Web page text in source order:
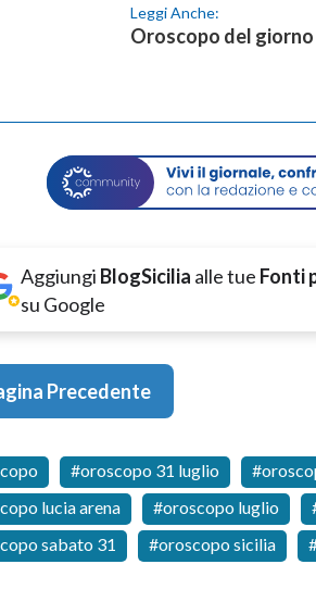
Leggi Anche:
Oroscopo del
Aggiungi BlogSicilia alle tue Fonti
su Google
Precedente
oroscopo 31 luglio
lucia arena
oroscopo luglio
sabato 31
oroscopo sicilia